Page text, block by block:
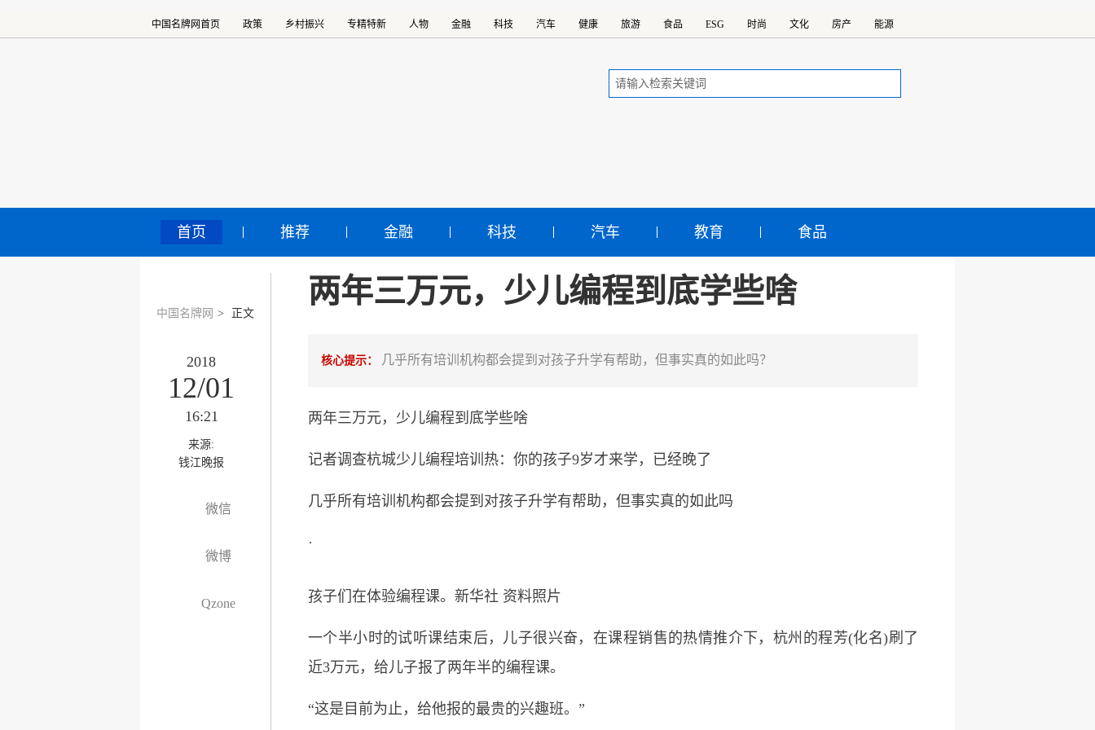
中国名牌网首页 政策 乡村振兴 专精特新 人物 金融 科技 汽车 健康 旅游 食品 ESG 时尚 文化 房产 能源
首页 推荐 金融 科技 汽车 教育 食品
中国名牌网 > 正文
2018
12/01
16:21
来源:
钱江晚报
微信
微博
Qzone
两年三万元，少儿编程到底学些啥
核心提示： 几乎所有培训机构都会提到对孩子升学有帮助，但事实真的如此吗？
两年三万元，少儿编程到底学些啥
记者调查杭城少儿编程培训热：你的孩子9岁才来学，已经晚了
几乎所有培训机构都会提到对孩子升学有帮助，但事实真的如此吗
·
孩子们在体验编程课。新华社 资料照片
一个半小时的试听课结束后，儿子很兴奋，在课程销售的热情推介下，杭州的程芳(化名)刷了
近3万元，给儿子报了两年半的编程课。
“这是目前为止，给他报的最贵的兴趣班。”